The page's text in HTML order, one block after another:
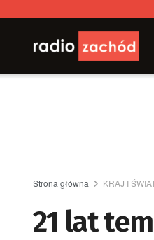
Strona główna KRAJ I
21 lat